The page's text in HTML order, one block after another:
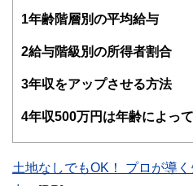
得者を中心に「お金や暮
験者で構成され、企画立
関わることで、読者目線
護士、税理士、宅地建物
ど150名以上の有資格者
かしく感じられる年金や
1 年齢階層別の平均給与
2給与階級別の所得者割合
3年収をアップさせる方法
4年収500万円は年齢によっ
土地なしでもOK！ プロが導